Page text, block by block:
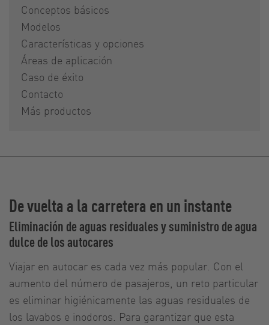
Conceptos básicos
Modelos
Características y opciones
Áreas de aplicación
Caso de éxito
Contacto
Más productos
De vuelta a la carretera en un instante
Eliminación de aguas residuales y suministro de agua
dulce de los autocares
Viajar en autocar es cada vez más popular. Con el
aumento del número de pasajeros, un reto particular
es eliminar higiénicamente las aguas residuales de
los lavabos e inodoros. Para garantizar que esta